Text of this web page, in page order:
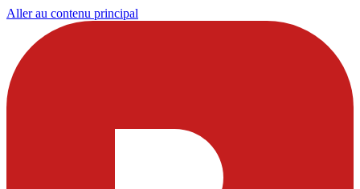
Aller au contenu principal